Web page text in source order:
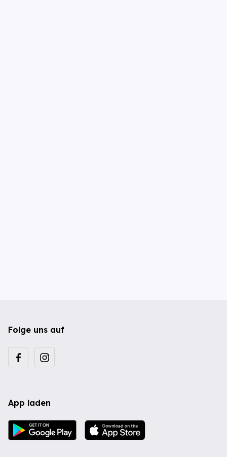
Folge uns auf
App laden